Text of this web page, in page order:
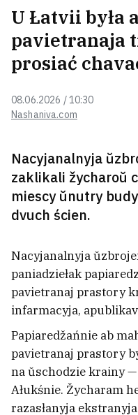
Nashaniva.com
08.06.2026 / 10:30
U Łatvii była
pavietranaja
prosiać
Nacyjanalnyja
zaklikali žycharoŭ
miescy ŭnutry
dvuch ścien.
Nacyjanalnyja
paniadziełak
pavietranaj prastory
infarmacyja,
Papiaredžańnie ab
pavietranaj prastory
na ŭschodzie krainy —
Ałukśnie. Žycharam
razasłanyja
U adnosinach byvaje
adpačynku ŭ
Rasijaninu, jaki
vynieśli prysud
U Minsku
kirhizskaha
aŭtaryteta